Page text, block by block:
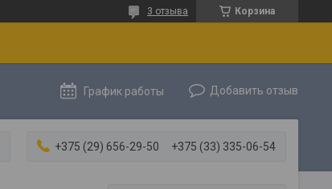
Корзина
3 отзыва
График работы Добавить отзыв
+375 (29) 656-29-50 +375 (33) 335-06-54